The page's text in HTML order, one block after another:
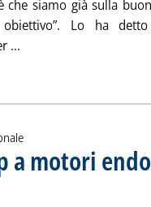
che siamo già sulla
obiettivo”. Lo ha
...
a motori
settembre 2023 alle 15.24.